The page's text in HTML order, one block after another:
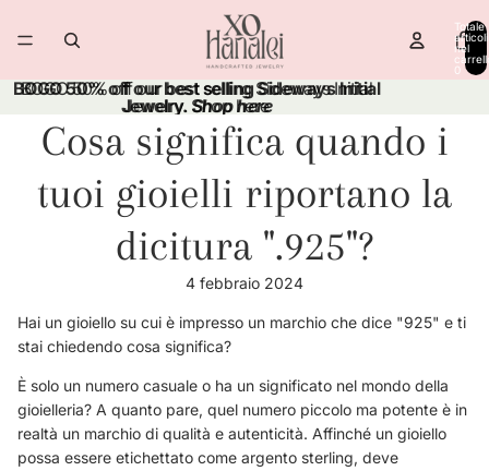
Totale
articoli
nel
0
BOGO 50% off our best selling Sideways Initial
Jewelry.Shop here
BOGO 50% off our best selling Sideways Initial
Jewelry. Shop here
Cosa significa quando i
tuoi gioielli riportano la
dicitura ".925"?
4 febbraio 2024
Hai un gioiello su cui è impresso un marchio che dice "925" e ti
stai chiedendo cosa significa?
È solo un numero casuale o ha un significato nel mondo della
gioielleria? A quanto pare, quel numero piccolo ma potente è in
realtà un marchio di qualità e autenticità. Affinché un gioiello
possa essere etichettato come argento sterling, deve